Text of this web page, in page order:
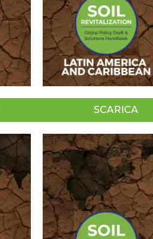
SCARICA